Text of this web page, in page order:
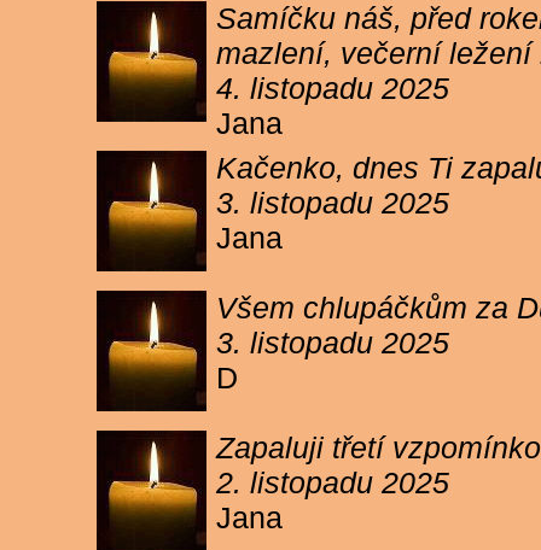
Samíčku náš, před
mazlení, večerní
4. listopadu 2025
Jana
Kačenko, dnes Ti
3. listopadu 2025
Jana
Všem chlupáčkům za
3. listopadu 2025
D
Zapaluji třetí
2. listopadu 2025
Jana